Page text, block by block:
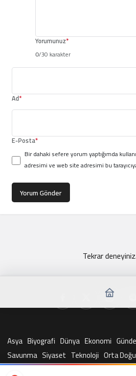
Yorumunuz*
0/30 karakter
Ad*
E-Posta*
Bir dahaki sefere yorum yaptığımda
adresimi ve web site adresimi bu
Yorum Gönder
Tekrar deneyiniz.
Asya Biyografi Dünya Ekonomi
Savunma Siyaset Teknoloji Orta Doğu
© Telif Hakkı 2026, Tüm Hakları Saklıdır